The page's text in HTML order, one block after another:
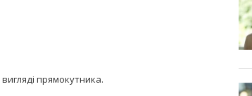
прямокутника.